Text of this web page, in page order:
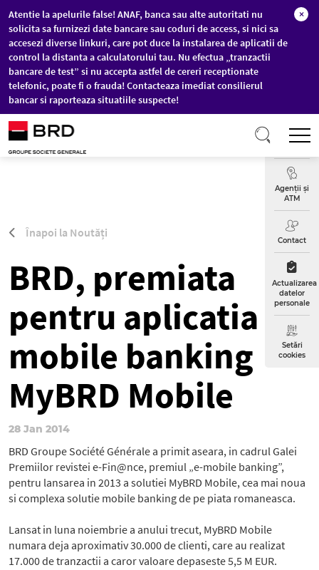
Sari la conținutul principal
Atentie la apelurile false! ANAF, banca sau alte autoritati nu
solicita sa furnizezi date bancare sau coduri de access, si nici sa
accesezi diverse linkuri, care pot duce la instalarea de aplicatii de
control la distanta a calculatorului tau. Nu efectua „tranzactii
bancare de test” si nu accepta astfel de cereri receptionate
telefonic, poate fi o frauda! Contacteaza imediat consilierul
bancar si raporteaza situatiile suspecte!
×
Curs
Agenții și
ATM
Contact
Actualizarea
datelor
personale
Setări
cookies
Înapoi la Noutăți
BRD, premiata
pentru aplicatia de
mobile banking
MyBRD Mobile
28 Jan 2014
BRD Groupe Société Générale a primit aseara, in cadrul Galei
Premiilor revistei e-Fin@nce, premiul „e-mobile banking”,
pentru lansarea in 2013 a solutiei MyBRD Mobile, cea mai noua
si complexa solutie mobile banking de pe piata romaneasca.
Lansat in luna noiembrie a anului trecut, MyBRD Mobile
numara deja aproximativ 30.000 de clienti, care au realizat
17.000 de tranzactii a caror valoare depaseste 5,5 M EUR.